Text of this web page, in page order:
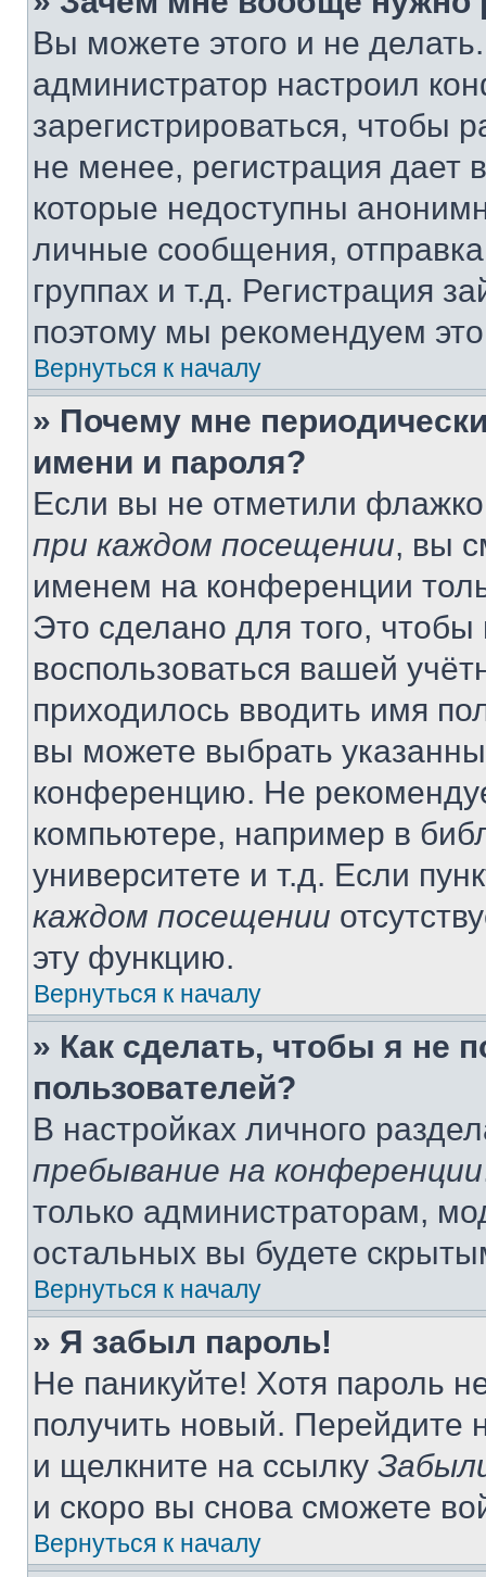
Вы можете этого и не
администратор настроил
зарегистрироваться, чтобы
не менее, регистрация
которые недоступны
личные сообщения,
группах и т.д. Регистрация
поэтому мы рекомендуем
Вернуться к началу
» Почему мне
имени и пароля?
Если вы не отметили
при каждом посещении, вы
именем на конференции
Это сделано для того, чтобы
воспользоваться вашей
приходилось вводить имя
вы можете выбрать
конференцию. Не
компьютере, например в
университете и т.д. Если
каждом посещении
эту функцию.
Вернуться к началу
» Как сделать, чтобы я не
пользователей?
В настройках личного
пребывание на конференции
только администраторам,
остальных вы будете
Вернуться к началу
» Я забыл пароль!
Не паникуйте! Хотя пароль
получить новый. Перейдите
и щелкните на ссылку
и скоро вы снова сможете
Вернуться к началу